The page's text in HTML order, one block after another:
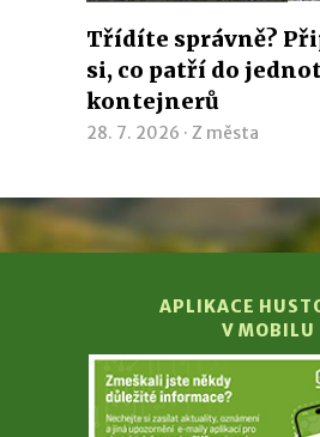
Třídíte správně?
si, co patří do
kontejnerů
28. 7. 2026 · Z města
APLIKACE
V MOBILU